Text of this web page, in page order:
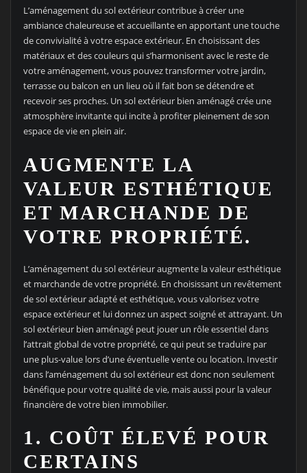
L’aménagement du sol extérieur contribue à créer une
ambiance chaleureuse et accueillante en apportant une touche
de convivialité à votre espace extérieur. En choisissant des
matériaux et des couleurs qui s’harmonisent avec le reste de
votre aménagement, vous pouvez transformer votre jardin,
terrasse ou balcon en un lieu où il fait bon se détendre et
recevoir ses proches. Un sol extérieur bien aménagé crée une
atmosphère invitante qui incite à profiter pleinement de son
espace de vie en plein air.
AUGMENTE LA
VALEUR ESTHÉTIQUE
ET MARCHANDE DE
VOTRE PROPRIÉTÉ.
L’aménagement du sol extérieur augmente la valeur esthétique
et marchande de votre propriété. En choisissant un revêtement
de sol extérieur adapté et esthétique, vous valorisez votre
espace extérieur et lui donnez un aspect soigné et attrayant. Un
sol extérieur bien aménagé peut jouer un rôle essentiel dans
l’attrait global de votre propriété, ce qui peut se traduire par
une plus-value lors d’une éventuelle vente ou location. Investir
dans l’aménagement du sol extérieur est donc non seulement
bénéfique pour votre qualité de vie, mais aussi pour la valeur
financière de votre bien immobilier.
1. COÛT ÉLEVÉ POUR
CERTAINS